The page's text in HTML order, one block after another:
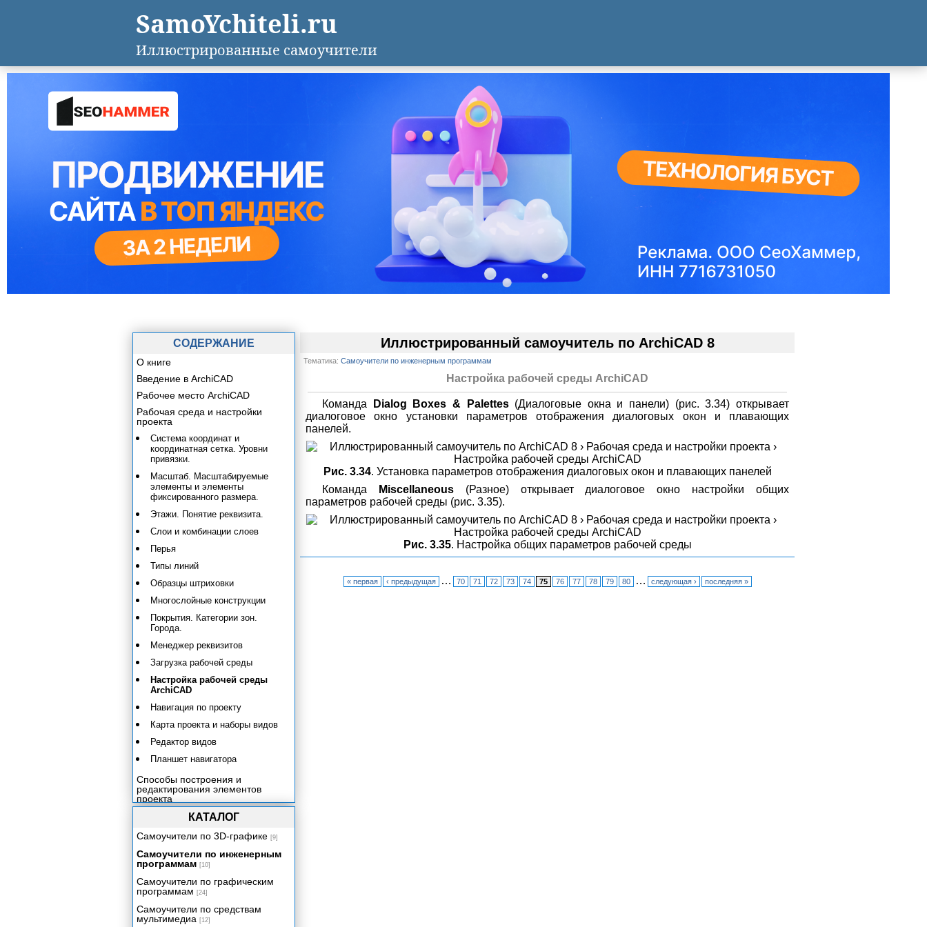
Иллюстрированный самоучитель по ArchiCAD 8
Тематика: Самоучители по инженерным программам
Настройка рабочей среды ArchiCAD
Команда Dialog Boxes & Palettes(Диалоговые окна и панели) (рис. 3.34) открывает
диалоговое окно установки параметров отображения диалоговых окон и плавающих
панелей.
Рис. 3.34. Установка параметров отображения диалоговых окон и плавающих панелей
Команда
Miscellaneous(Разное) открывает диалоговое окно настройки общих
параметров рабочей среды (рис. 3.35).
Рис. 3.35. Настройка общих параметров рабочей среды
« первая ‹ предыдущая … 70 71 72 73 74 75 76 77 78 79 80 … следующая › последняя »
СОДЕРЖАНИЕ
О книге
Введение в ArchiCAD
Рабочее место ArchiCAD
Рабочая среда и настройки
проекта
Система координат и
координатная сетка. Уровни
привязки.
Масштаб. Масштабируемые
элементы и элементы
фиксированного размера.
Этажи. Понятие реквизита.
Слои и комбинации слоев
Перья
Типы линий
Образцы штриховки
Многослойные конструкции
Покрытия. Категории зон.
Города.
Менеджер реквизитов
Загрузка рабочей среды
Настройка рабочей среды
ArchiCAD
Навигация по проекту
Карта проекта и наборы видов
Редактор видов
Планшет навигатора
Способы построения и
редактирования элементов
проекта
Создание конструктивных
Размещение библиотечных
элементов
2D-черчение и образмеривание
Извлечение информации о
проекте
Визуализация проектов в
ArchiCAD
КАТАЛОГ
Самоучители по 3D-графике [9]
Самоучители по инженерным
программам [10]
Самоучители по графическим
программам [24]
Самоучители по средствам
мультимедиа [12]
SamoYchiteli.ru
Иллюстрированные самоучители